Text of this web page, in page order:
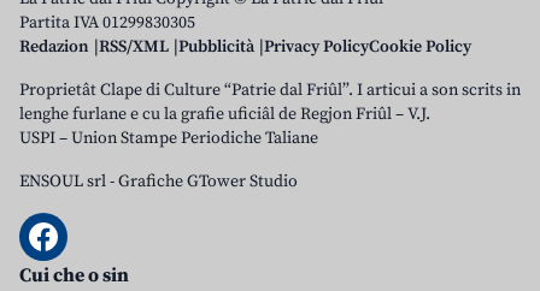
Partita IVA 01299830305
Redazion RSS/XML Pubblicità Privacy PolicyCookie Policy
Proprietât Clape di Culture “Patrie dal Friûl”. I articui a son scrits in
lenghe furlane e cu la grafie uficiâl de Regjon Friûl – V.J.
USPI – Union Stampe Periodiche Taliane
ENSOUL srl-Grafiche GTower Studio
Cui che o sin